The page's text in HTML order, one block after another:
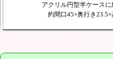
アクリル円型半ケースに
約間口45×奥行き23.5×